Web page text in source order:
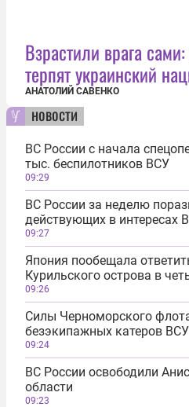
Взрастили врага
терпят украинский
АНАТОЛИЙ САВЕНКО
новости
ВС России с начала
тыс. беспилотников ВСУ
09:29
ВС России за неделю
действующих в интересах
09:27
Япония пообещала
Курильского острова в
09:26
Силы Черноморского
безэкипажных катеров ВСУ
09:24
ВС России освободили
области
09:23